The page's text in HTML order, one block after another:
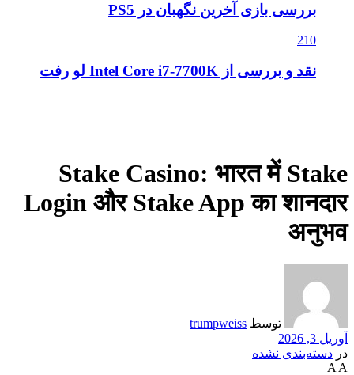
بررسی بازی آخرین نگهبان در PS5
210
نقد و بررسی از Intel Core i7-7700K لو رفت
Stake Casino: भारत में Stake
Login और Stake App का शानदार
अनुभव
توسط trumpweiss
آوریل 3, 2026
در دسته‌بندی نشده
A A